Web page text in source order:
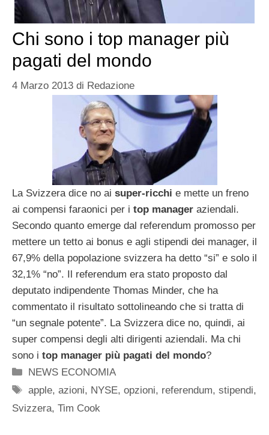
Chi sono i top manager più
pagati del mondo
4 Marzo 2013 di Redazione
La Svizzera dice no ai super-ricchi e mette un freno
ai compensi faraonici per i top manager aziendali.
Secondo quanto emerge dal referendum promosso per
mettere un tetto ai bonus e agli stipendi dei manager, il
67,9% della popolazione svizzera ha detto “si” e solo il
32,1% “no”. Il referendum era stato proposto dal
deputato indipendente Thomas Minder, che ha
commentato il risultato sottolineando che si tratta di
“un segnale potente”. La Svizzera dice no, quindi, ai
super compensi degli alti dirigenti aziendali. Ma chi
sono i top manager più pagati del mondo?
Categorie
NEWS ECONOMIA
Tag
apple,azioni, NYSE,opzioni, referendum,stipendi,
Svizzera, Tim Cook